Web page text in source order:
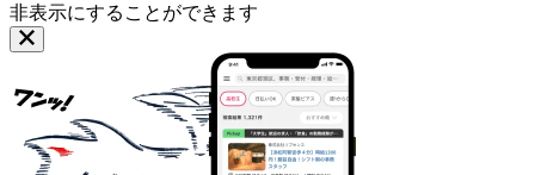
非表示にすることができます